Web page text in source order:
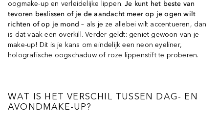
oogmake-up en verleidelijke lippen. Je kunt het beste van
tevoren beslissen of je de aandacht meer op je ogen wilt
richten of op je mond– als je ze allebei wilt accentueren, dan
is dat vaak een overkill. Verder geldt: geniet gewoon van je
make-up! Dit is je kans om eindelijk een neon eyeliner,
holografische oogschaduw of roze lippenstift te proberen.
WAT IS HET VERSCHIL TUSSEN DAG- EN
AVONDMAKE-UP?